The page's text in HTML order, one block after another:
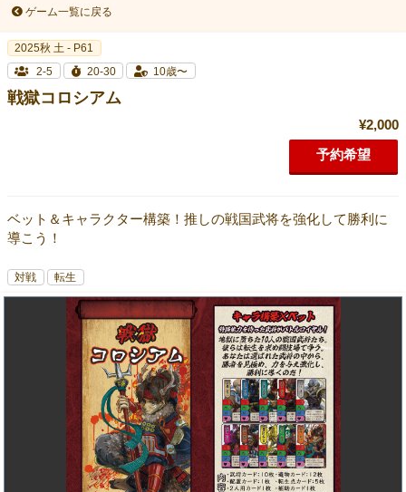
ゲーム一覧に戻る
2025秋 土 - P61
2-5
20-30 10歳〜
戦獄コロシアム
¥2,000
予約希望
ベット＆キャラクター構築！推しの戦国武将を強化して勝利に
導こう！
対戦 転生